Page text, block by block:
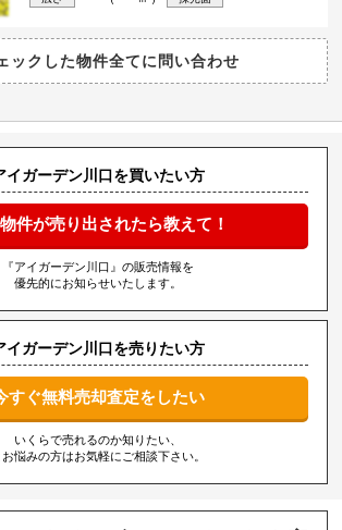
イガーデン川口を買いたい方
件が売り出されたら教えて！
『アイガーデン川口』の販売情報を
優先的にお知らせいたします。
イガーデン川口を売りたい方
すぐ無料売却査定をしたい
いくらで売れるのか知りたい、
お悩みの方はお気軽にご相談下さい。